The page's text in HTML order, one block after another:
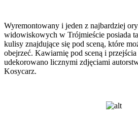
Wyremontowany i jeden z najbardziej
widowiskowych w Trójmieście posiada
kulisy znajdujące się pod sceną, które
obejrzeć. Kawiarnię pod sceną i
udekorowano licznymi zdjęciami
Kosycarz.